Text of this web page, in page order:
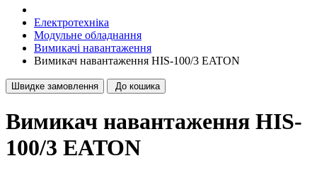
Електротехніка
Модульне обладнання
Вимикачі навантаження
Вимикач навантаження HIS-100/3 EATON
Швидке замовлення До кошика
Вимикач навантаження HIS-
100/3 EATON